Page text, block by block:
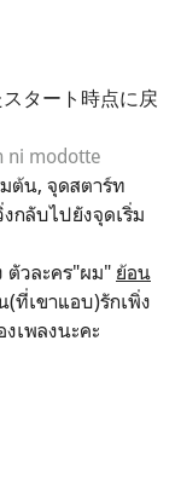
タート時点に戻
ni modotte
ต้น, จุดสตาร์ท
กลับไปยังจุดเริ่ม
ตัวละคร"ผม" ย้อน
ที่เขาแอบ)รักเพิ่ง
เพลงนะคะ